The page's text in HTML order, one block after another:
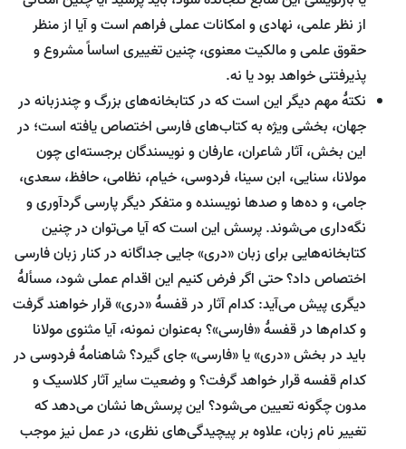
از نظر علمی، نهادی و امکانات عملی فراهم است و آیا از منظر
حقوق علمی و مالکیت معنوی، چنین تغییری اساساً مشروع و
پذیرفتنی خواهد بود یا نه.
نکتۀ مهم دیگر این است که در کتابخانه‌های بزرگ و چندزبانه در
جهان، بخشی ویژه به کتاب‌های فارسی اختصاص یافته است؛ در
این بخش، آثار شاعران، عارفان و نویسندگان برجسته‌ای چون
مولانا، سنایی، ابن سینا، فردوسی، خیام، نظامی، حافظ، سعدی،
جامی، و ده‌ها و صدها نویسنده و متفکر دیگر پارسی گردآوری و
نگه‌داری می‌شوند. پرسش این است که آیا می‌توان در چنین
کتابخانه‌هایی برای زبان «دری» جایی جداگانه در کنار زبان فارسی
اختصاص داد؟ حتی اگر فرض کنیم این اقدام عملی شود، مسألۀ
دیگری پیش می‌آید: کدام آثار در قفسۀ «دری» قرار خواهند گرفت
و کدام‌ها در قفسۀ «فارسی»؟ به‌عنوان نمونه، آیا مثنوی مولانا
باید در بخش «دری» یا «فارسی» جای گیرد؟ شاهنامۀ فردوسی در
کدام قفسه قرار خواهد گرفت؟ و وضعیت سایر آثار کلاسیک و
مدون چگونه تعیین می‌شود؟ این پرسش‌ها نشان می‌دهد که
تغییر نام زبان، علاوه بر پیچیدگی‌های نظری، در عمل نیز موجب